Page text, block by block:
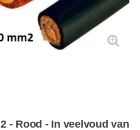
- Rood - In veelvoud van